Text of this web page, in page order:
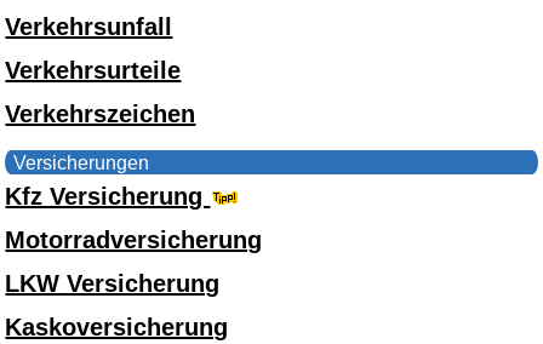
Verkehrsunfall
Verkehrsurteile
Verkehrszeichen
Versicherungen
Kfz Versicherung
Motorradversicherung
LKW Versicherung
Kaskoversicherung